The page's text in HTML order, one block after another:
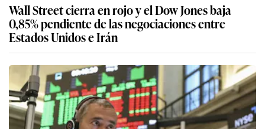
Wall Street cierra en rojo y el Dow Jones baja
0,85% pendiente de las negociaciones entre
Estados Unidos e Irán